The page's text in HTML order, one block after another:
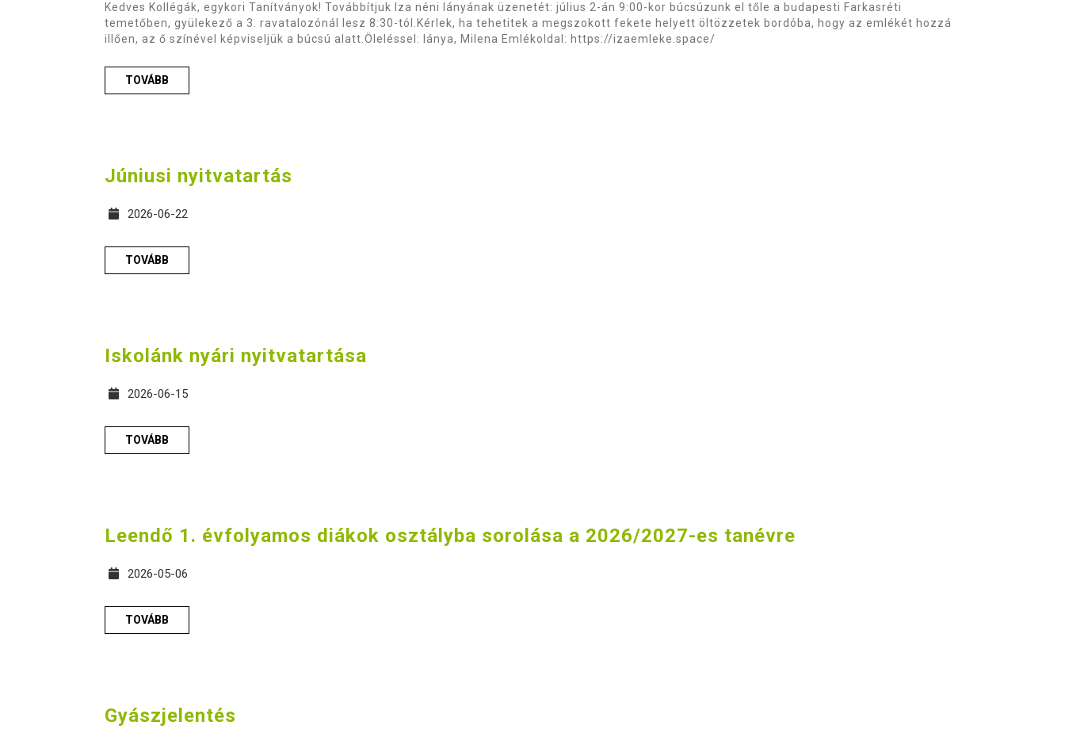
Kedves Kollégák, egykori Tanítványok! Továbbítjuk Iza néni lányának üzenetét: július 2-án 9:00-kor búcsúzunk el tőle a budapesti Farkasréti
temetőben, gyülekező a 3. ravatalozónál lesz 8:30-tól.Kérlek, ha tehetitek a megszokott fekete helyett öltözzetek bordóba, hogy az emlékét hozzá
illően, az ő színével képviseljük a búcsú alatt.Öleléssel: lánya, Milena Emlékoldal: https://izaemleke.space/
TOVÁBB
Júniusi nyitvatartás
2026-06-22
TOVÁBB
Iskolánk nyári nyitvatartása
2026-06-15
TOVÁBB
Leendő 1. évfolyamos diákok osztályba sorolása a 2026/2027-es tanévre
2026-05-06
TOVÁBB
Gyászjelentés